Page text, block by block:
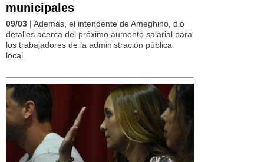
municipales
09/03 | Además, el intendente de Ameghino, dio
detalles acerca del próximo aumento salarial para
los trabajadores de la administración pública
local.